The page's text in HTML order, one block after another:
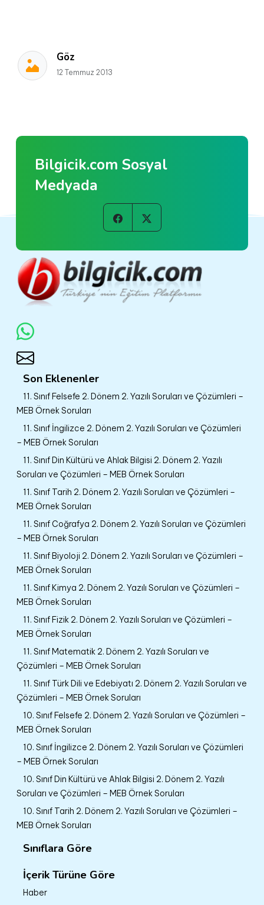
Göz
12 Temmuz 2013
Bilgicik.com Sosyal
Medyada
Son Eklenenler
11. Sınıf Felsefe 2. Dönem 2. Yazılı Soruları ve Çözümleri –
MEB Örnek Soruları
11. Sınıf İngilizce 2. Dönem 2. Yazılı Soruları ve Çözümleri
– MEB Örnek Soruları
11. Sınıf Din Kültürü ve Ahlak Bilgisi 2. Dönem 2. Yazılı
Soruları ve Çözümleri – MEB Örnek Soruları
11. Sınıf Tarih 2. Dönem 2. Yazılı Soruları ve Çözümleri –
MEB Örnek Soruları
11. Sınıf Coğrafya 2. Dönem 2. Yazılı Soruları ve Çözümleri
– MEB Örnek Soruları
11. Sınıf Biyoloji 2. Dönem 2. Yazılı Soruları ve Çözümleri –
MEB Örnek Soruları
11. Sınıf Kimya 2. Dönem 2. Yazılı Soruları ve Çözümleri –
MEB Örnek Soruları
11. Sınıf Fizik 2. Dönem 2. Yazılı Soruları ve Çözümleri –
MEB Örnek Soruları
11. Sınıf Matematik 2. Dönem 2. Yazılı Soruları ve
Çözümleri – MEB Örnek Soruları
11. Sınıf Türk Dili ve Edebiyatı 2. Dönem 2. Yazılı Soruları ve
Çözümleri – MEB Örnek Soruları
10. Sınıf Felsefe 2. Dönem 2. Yazılı Soruları ve Çözümleri –
MEB Örnek Soruları
10. Sınıf İngilizce 2. Dönem 2. Yazılı Soruları ve Çözümleri
– MEB Örnek Soruları
10. Sınıf Din Kültürü ve Ahlak Bilgisi 2. Dönem 2. Yazılı
Soruları ve Çözümleri – MEB Örnek Soruları
10. Sınıf Tarih 2. Dönem 2. Yazılı Soruları ve Çözümleri –
MEB Örnek Soruları
Sınıflara Göre
İçerik Türüne Göre
Haber